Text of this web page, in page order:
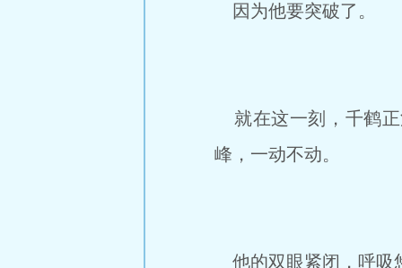
因为他要突破了。
就在这一刻，千鹤正
峰，一动不动。
他的双眼紧闭，呼吸